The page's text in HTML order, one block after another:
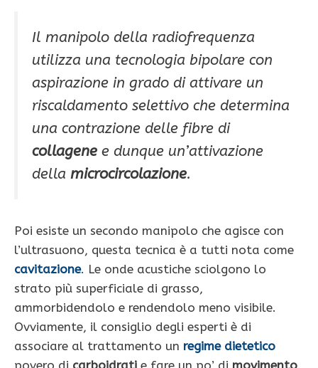
Il manipolo della radiofrequenza
utilizza una tecnologia bipolare con
aspirazione in grado di attivare un
riscaldamento selettivo che determina
una contrazione delle fibre di
collagene e dunque un’attivazione
della microcircolazione.
Poi esiste un secondo manipolo che agisce con
l’ultrasuono, questa tecnica è a tutti nota come
cavitazione. Le onde acustiche sciolgono lo
strato più superficiale di grasso,
ammorbidendolo e rendendolo meno visibile.
Ovviamente, il consiglio degli esperti è di
associare al trattamento un regime dietetico
povero di carboidrati e fare un po’ di movimento